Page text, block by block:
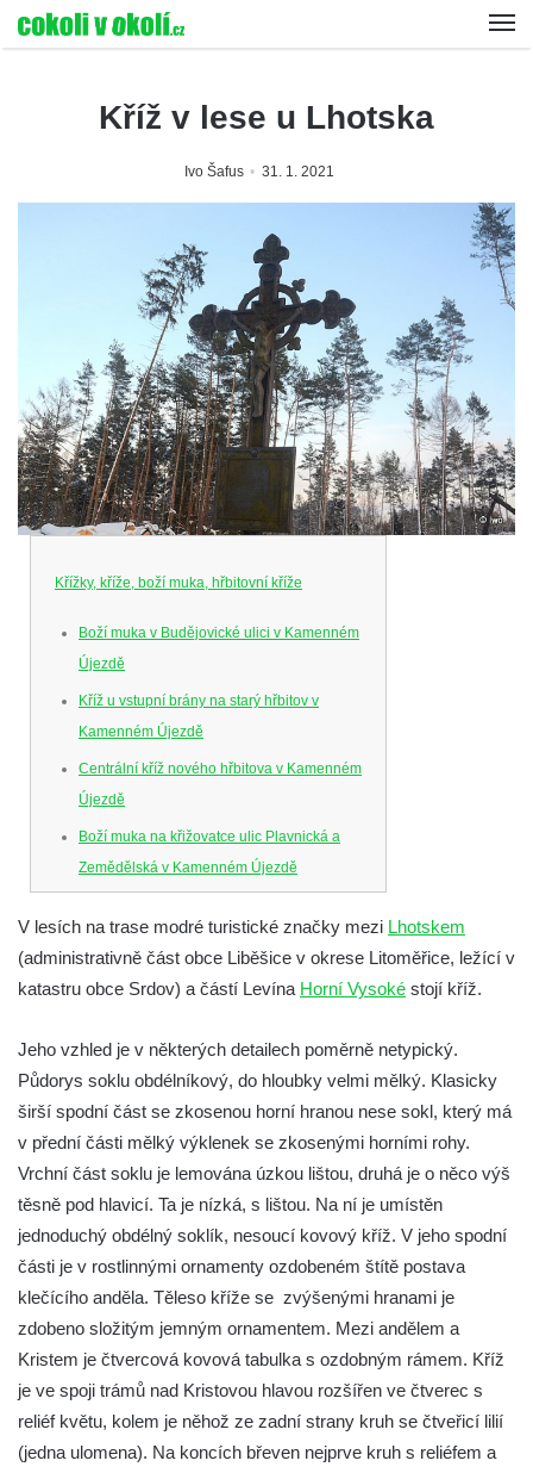
Kříž v lese u Lhotska
Ivo Šafus 31. 1. 2021
Křížky, kříže, boží muka, hřbitovní kříže
Boží muka v Budějovické ulici v Kamenném
Újezdě
Kříž u vstupní brány na starý hřbitov v
Kamenném Újezdě
Centrální kříž nového hřbitova v Kamenném
Újezdě
Boží muka na křižovatce ulic Plavnická a
Zemědělská v Kamenném Újezdě
v Kamenném Újezdě
v Kamenném Újezdě
Kříž v Dělnické ulici v Kamenném Újezdě
Boží muka na křižovatce ulic Latrán a K
Malší ve Velešíně
Centrální kříž hřbitova ve Velešíně
Kříž u kostela svatého Václava ve Velešíně
Kříž u brány na hřbitov ve Velešíně
Kříž u fary v Římově
Kříž u lípy Jana Gurreho v Římově
Boží muka u hřbitova v Římově
Centrální kříž hřbitova v Římově
V lesích na trase modré turistické značky mezi Lhotskem
(administrativně část obce Liběšice v okrese Litoměřice, ležící v
katastru obce Srdov) a částí Levína Horní Vysoké stojí kříž.
Jeho vzhled je v některých detailech poměrně netypický.
Půdorys soklu obdélníkový, do hloubky velmi mělký. Klasicky
širší spodní část se zkosenou horní hranou nese sokl, který má
v přední části mělký výklenek se zkosenými horními rohy.
Vrchní část soklu je lemována úzkou lištou, druhá je o něco výš
těsně pod hlavicí. Ta je nízká, s lištou. Na ní je umístěn
jednoduchý obdélný soklík, nesoucí kovový kříž. V jeho spodní
části je v rostlinnými ornamenty ozdobeném štítě postava
klečícího anděla. Těleso kříže se zvýšenými hranami je
zdobeno složitým jemným ornamentem. Mezi andělem a
Kristem je čtvercová kovová tabulka s ozdobným rámem. Kříž
je ve spoji trámů nad Kristovou hlavou rozšířen ve čtverec s
reliéf květu, kolem je něhož ze zadní strany kruh se čtveřicí lilií
(jedna ulomena). Na koncích břeven nejprve kruh s reliéfem a